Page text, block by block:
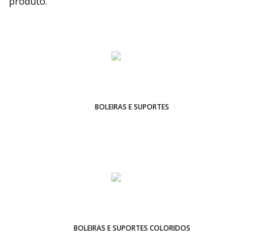
BOLEIRAS E SUPORTES
BOLEIRAS E SUPORTES COLORIDOS